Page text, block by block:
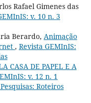
Rafael Gimenes das
v. 10 n. 3
Berardo, Animação
, Revista GEMInIS:
CASA DE PAPEL E A
v. 12 n. 1
Roteiros